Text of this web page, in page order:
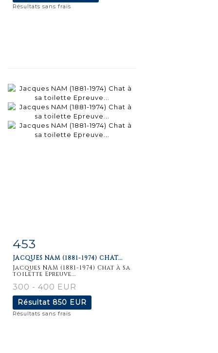
Résultats sans frais
Fiche
détaillée
453
JACQUES NAM (1881-1974) CHAT...
Jacques NAM (1881-1974) Chat à sa
toilette Epreuve...
300 - 400 EUR
Résultat 850 EUR
Résultats sans frais